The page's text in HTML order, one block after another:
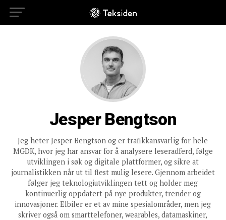
Jesper Bengtson
Jeg heter Jesper Bengtson og er trafikkansvarlig for hele
MGDK, hvor jeg har ansvar for å analysere leseradferd, følge
utviklingen i søk og digitale plattformer, og sikre at
journalistikken når ut til flest mulig lesere. Gjennom arbeidet
følger jeg teknologiutviklingen tett og holder meg
kontinuerlig oppdatert på nye produkter, trender og
innovasjoner. Elbiler er et av mine spesialområder, men jeg
skriver også om smarttelefoner, wearables, datamaskiner,